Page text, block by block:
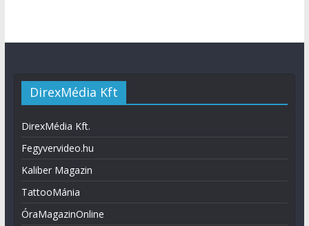
DirexMédia Kft
DirexMédia Kft.
Fegyvervideo.hu
Kaliber Magazin
TattooMánia
ÓraMagazinOnline